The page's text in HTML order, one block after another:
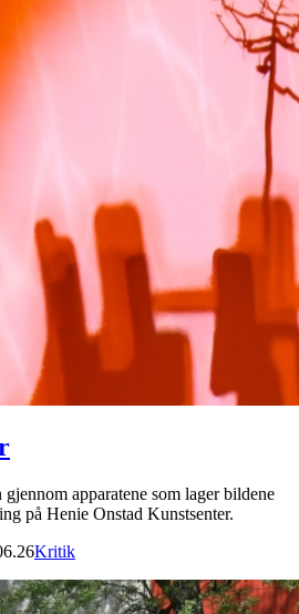
apparatene som lager bildene
på Henie Onstad Kunstsenter.
Kritik